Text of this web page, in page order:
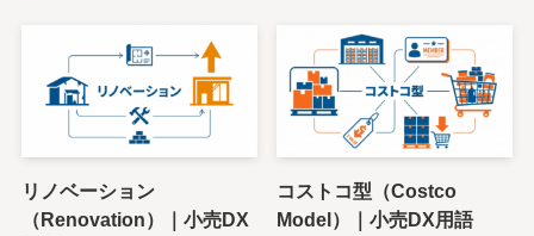
リノベーション
（Renovation）｜小売DX
コストコ型（Costco
Model）｜小売DX用語